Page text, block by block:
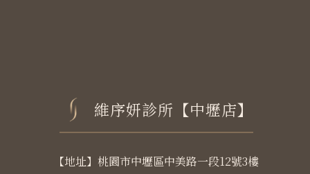
維序妍診所【中壢店】
【地址】桃園市中壢區中美路一段12號3樓